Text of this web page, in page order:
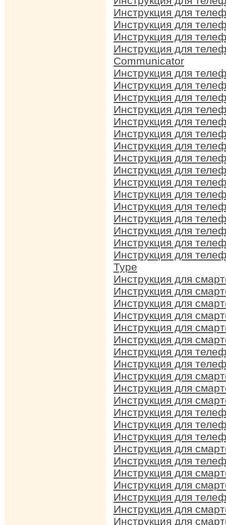
Инструкция для
Инструкция для
Инструкция для
Инструкция для
Communicator
Инструкция для
Инструкция для
Инструкция для
Инструкция для
Инструкция для
Инструкция для
Инструкция для
Инструкция для
Инструкция для
Инструкция для
Инструкция для
Инструкция для
Инструкция для
Инструкция для
Инструкция для
Инструкция для
Type
Инструкция для
Инструкция для
Инструкция для
Инструкция для
Инструкция для
Инструкция для
Инструкция для
Инструкция для
Инструкция для
Инструкция для
Инструкция для
Инструкция для
Инструкция для
Инструкция для
Инструкция для
Инструкция для
Инструкция для
Инструкция для
Инструкция для
Инструкция для
Инструкция для